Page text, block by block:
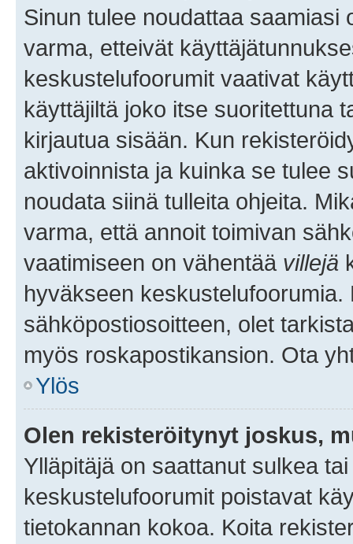
Sinun tulee noudattaa saamiasi
varma, etteivät
keskustelufoorumit vaativat
käyttäjiltä joko itse suoritettuna
kirjautua sisään. Kun
aktivoinnista ja kuinka se tulee
noudata siinä tulleita ohjeita.
varma, että annoit toimivan
vaatimiseen on vähentää villejä
hyväkseen
sähköpostiosoitteen, olet
myös roskapostikansion. Ota
Ylös
Olen rekisteröitynyt joskus,
Ylläpitäjä on saattanut sulkea
keskustelufoorumit poistavat
tietokannan kokoa. Koita